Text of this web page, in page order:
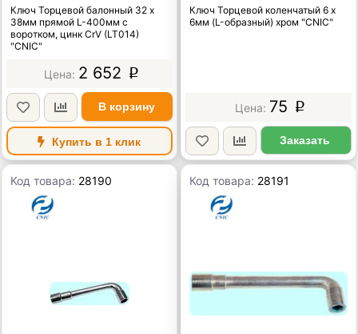
Ключ Торцевой балонный 32 х
38мм прямой L-400мм с
воротком, цинк CrV (LT014)
"CNIC"
2 652 p
В корзину
Купить в 1 клик
Ключ Торцевой коленчатый 6 х
6мм (L-образный) хром "CNIC"
75 p
Заказать
Код товара: 28190 Код товара: 28191